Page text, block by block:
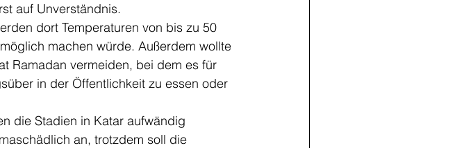
auf Unverständnis.
dort Temperaturen von bis zu 50
machen würde. Außerdem wollte
Ramadan vermeiden, bei dem es für
in der Öffentlichkeit zu essen oder
die Stadien in Katar aufwändig
an, trotzdem soll die